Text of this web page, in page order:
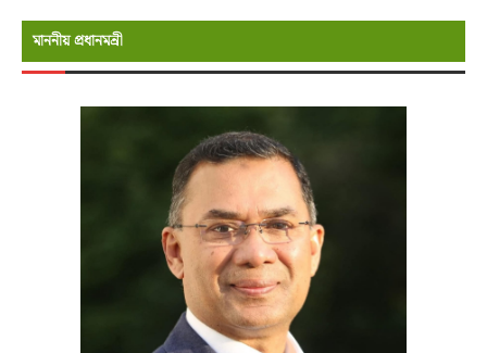
মাননীয় প্রধানমন্রী